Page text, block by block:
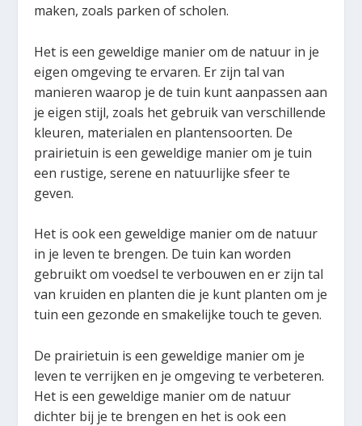
maken, zoals parken of scholen.
Het is een geweldige manier om de natuur in je
eigen omgeving te ervaren. Er zijn tal van
manieren waarop je de tuin kunt aanpassen aan
je eigen stijl, zoals het gebruik van verschillende
kleuren, materialen en plantensoorten. De
prairietuin is een geweldige manier om je tuin
een rustige, serene en natuurlijke sfeer te
geven.
Het is ook een geweldige manier om de natuur
in je leven te brengen. De tuin kan worden
gebruikt om voedsel te verbouwen en er zijn tal
van kruiden en planten die je kunt planten om je
tuin een gezonde en smakelijke touch te geven.
De prairietuin is een geweldige manier om je
leven te verrijken en je omgeving te verbeteren.
Het is een geweldige manier om de natuur
dichter bij je te brengen en het is ook een